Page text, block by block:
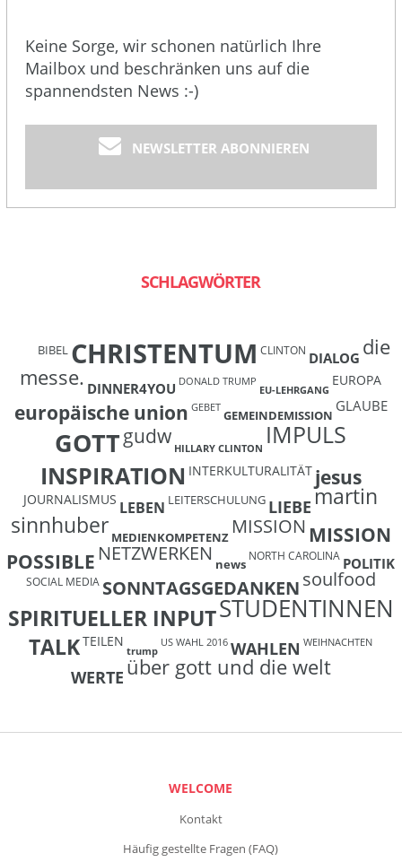
Keine Sorge, wir schonen natürlich Ihre
Mailbox und beschränken uns auf die
spannendsten News :-)
NEWSLETTER ABONNIEREN
SCHLAGWÖRTER
BIBEL CHRISTENTUM CLINTON DIALOG die
messe. DINNER4YOU DONALD TRUMP
EU-LEHRGANG
EUROPA
europäische union GEBET GEMEINDEMISSION
GLAUBE
GOTTgudw HILLARY CLINTON IMPULS
INSPIRATION INTERKULTURALITÄT jesus
JOURNALISMUS LEBEN LEITERSCHULUNG LIEBEmartin
sinnhuber MEDIENKOMPETENZ MISSION MISSION
POSSIBLE NETZWERKEN news
NORTH CAROLINA POLITIK
SOCIAL MEDIA SONNTAGSGEDANKENsoulfood
SPIRITUELLER INPUTSTUDENTINNEN
TALKTEILEN
trump
US WAHL 2016 WAHLEN WEIHNACHTEN
WERTE über gott und die welt
WELCOME
Kontakt
Häufig gestellte Fragen (FAQ)